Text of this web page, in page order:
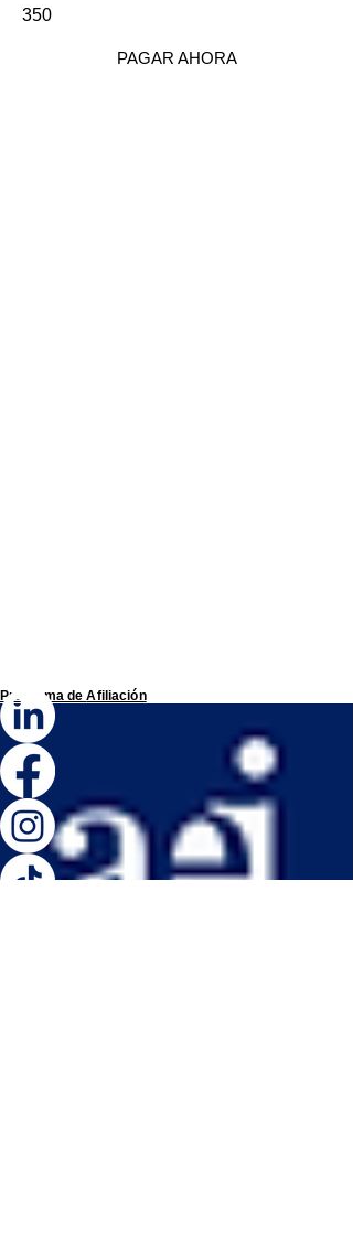
350
PAGAR AHORA
Programa deAfiliación